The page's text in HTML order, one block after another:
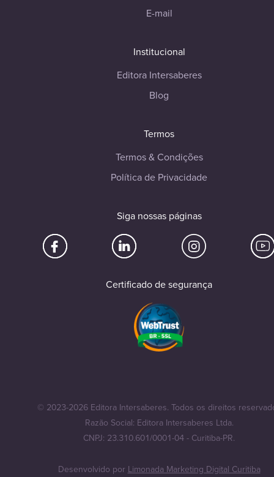
E-mail
Institucional
Editora Intersaberes
Blog
Termos
Termos & Condições
Política de Privacidade
Siga nossas páginas
Certificado de segurança
© 2023-2026 Editora Intersaberes. Todos os direitos
Razão Social: Editora Intersaberes Ltda.
CNPJ: 23.310.601/0001-04 - Curitiba-PR.
Desenvolvido porLimonada Marketing Digital Curitiba